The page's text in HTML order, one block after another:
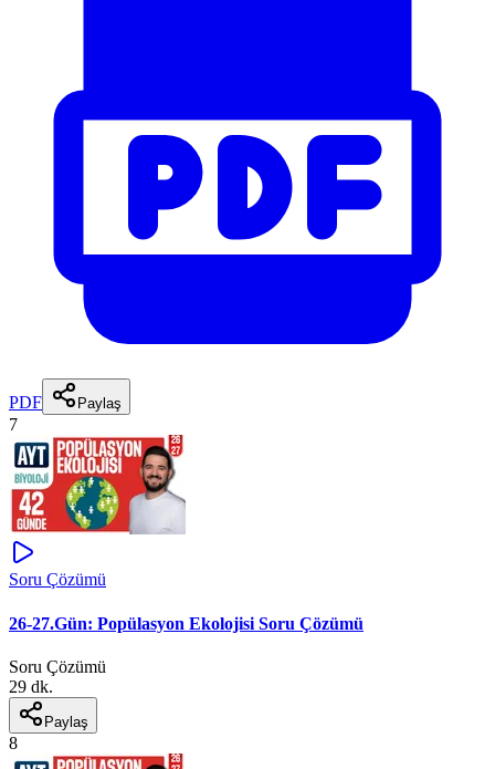
PDF Paylaş
7
Soru Çözümü
26-27.Gün: Popülasyon Ekolojisi Soru Çözümü
Soru Çözümü
29 dk.
Paylaş
8